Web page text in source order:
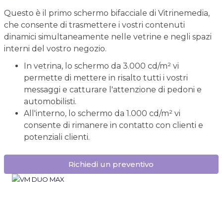
Questo è il primo schermo bifacciale di Vitrinemedia,
che consente di trasmettere i vostri contenuti
dinamici simultaneamente nelle vetrine e negli spazi
interni del vostro negozio.
In vetrina, lo schermo da 3.000 cd/m² vi
permette di mettere in risalto tutti i vostri
messaggi e catturare l'attenzione di pedoni e
automobilisti.
All'interno, lo schermo da 1.000 cd/m² vi
consente di rimanere in contatto con clienti e
potenziali clienti.
Richiedi un preventivo